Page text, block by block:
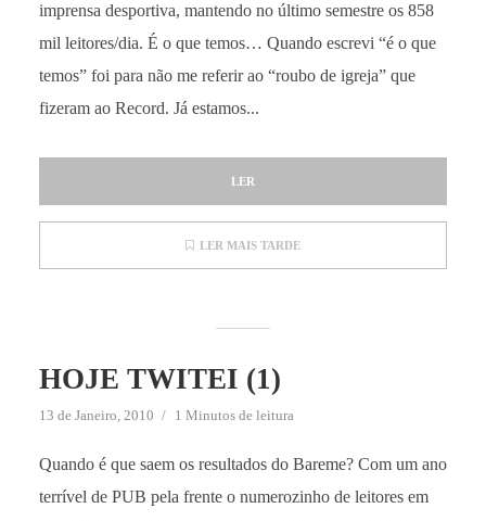
imprensa desportiva, mantendo no último semestre os 858
mil leitores/dia. É o que temos… Quando escrevi “é o que
temos” foi para não me referir ao “roubo de igreja” que
fizeram ao Record. Já estamos...
LER
LER MAIS TARDE
HOJE TWITEI (1)
13 de Janeiro, 2010 1 Minutos de leitura
Quando é que saem os resultados do Bareme? Com um ano
terrível de PUB pela frente o numerozinho de leitores em